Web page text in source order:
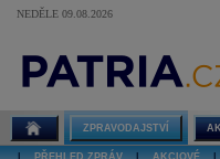
NEDĚLE 09.08.2026
ZPRAVODAJSTVÍ
PŘEHLED ZPRÁV AKCIOVÉ